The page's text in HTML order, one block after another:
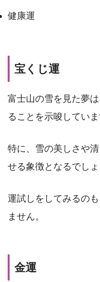
健康運
宝くじ運
富士山の雪を見た夢
ることを示唆していま
特に、雪の美しさや
せる象徴となるでしょ
運試しをしてみるの
ません。
金運